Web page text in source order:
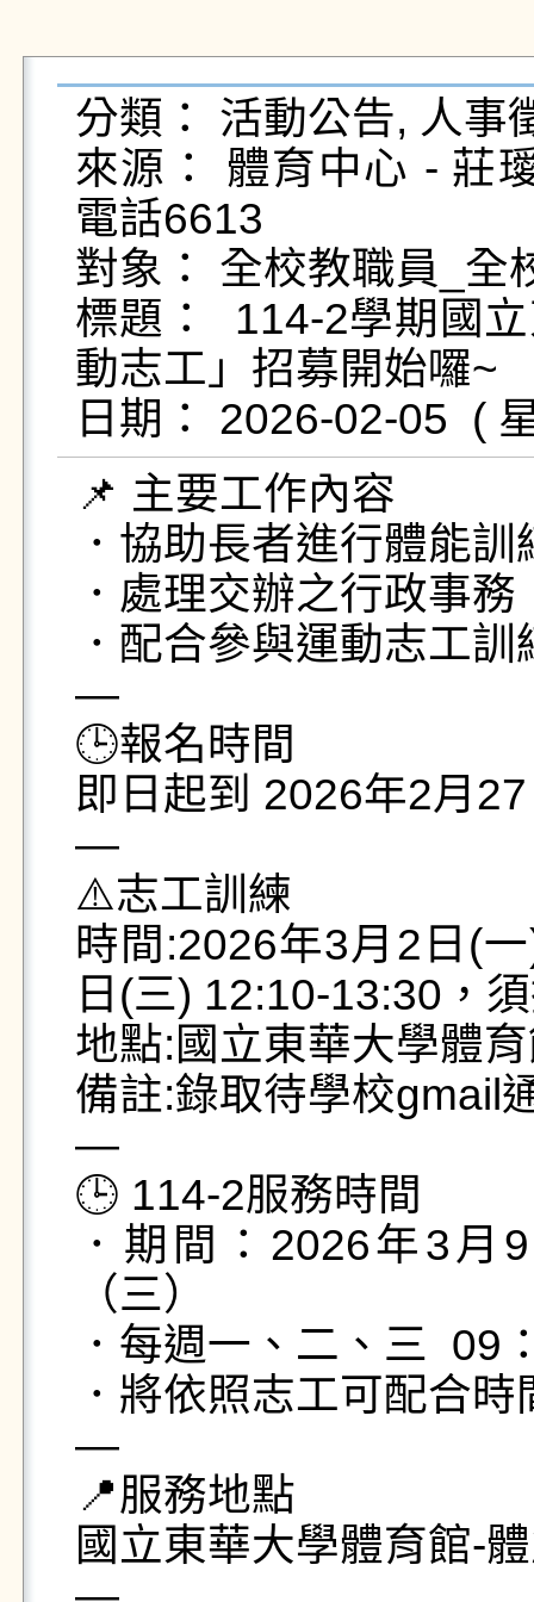
分類： 活動公告, 人事
來源： 體育中心 - 莊
電話6613
對象： 全校教職員_全
標題：  114-2學期國
動志工」招募開始囉~
📌 主要工作內容
．協助長者進行體能
．處理交辦之行政事務
．配合參與運動志工訓
—
🕒報名時間
即日起到 2026年2月
—
⚠️志工訓練
時間:2026年3月2日(
日(三) 12:10-13:30，
地點:國立東華大學體
備註:錄取待學校gmail
—
🕒 114-2服務時間
．期間：2026年3月
（三）
．每週一、二、三  09
．將依照志工可配合
—
📍服務地點
國立東華大學體育館-